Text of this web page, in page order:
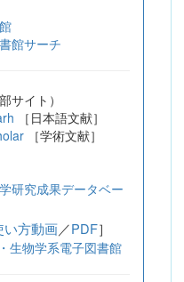
館サーチ
サイト）
［日本語文献］
［学術文献］
研究成果データベー
い方動画／PDF］
生物学系電子図書館